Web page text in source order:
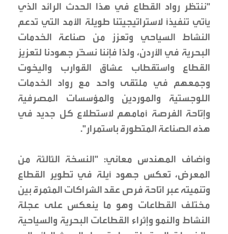
"ننتظر رواد القطاع في هذا الحدث الرائد الذي
يأتي تنفيذاً لاستراتيجيتنا طويلة الأمد التي تدعم
النشاط السياحي وتعزز من صناعة الخدمات
البحرية في الأردن، ولذا فإننا نسخّر جهودنا لتعزيز
القطاع واستقطاب عشاق القوارب واليخوت
وجمعهم في ملتقى واحد مع رواد الخدمات
اللوجستية والموردين والمؤسسات المصرفية
وإتاحة الفرصة أمامهم لاستطلاع كل جديد في
هذه الصناعة المتطورة باستمرار".
وأضاف المهندس معاني: "النسخة الثالثة من
المعرض، تعكس جهود أيلة في تطوير القطاع
وتنميته عبر اتاحة فرص عقد الشراكات المثمرة بين
مختلف القطاعات وهو ما ينعكس على عجلة
النشاط والنمو وإثراء القطاعات البحرية والسياحية